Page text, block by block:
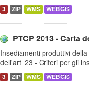
3 ZIP WMS WEBGIS
PTCP 2013 - Carta
Insediamenti produttivi
dell'art. 23 - Criteri per gli
3 ZIP WMS WEBGIS